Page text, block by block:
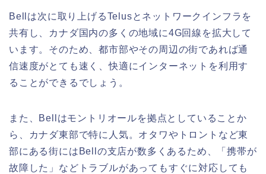
Bellは次に取り上げるTelusとネットワークインフラを
共有し、カナダ国内の多くの地域に4G回線を拡大して
います。そのため、都市部やその周辺の街であれば通
信速度がとても速く、快適にインターネットを利用す
ることができるでしょう。
また、Bellはモントリオールを拠点としていることか
ら、カナダ東部で特に人気。オタワやトロントなど東
部にある街にはBellの支店が数多くあるため、「携帯が
故障した」などトラブルがあってもすぐに対応しても